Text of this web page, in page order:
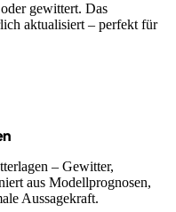
gewittert. Das
aktualisiert – perfekt für
– Gewitter,
aus Modellprognosen,
Aussagekraft.